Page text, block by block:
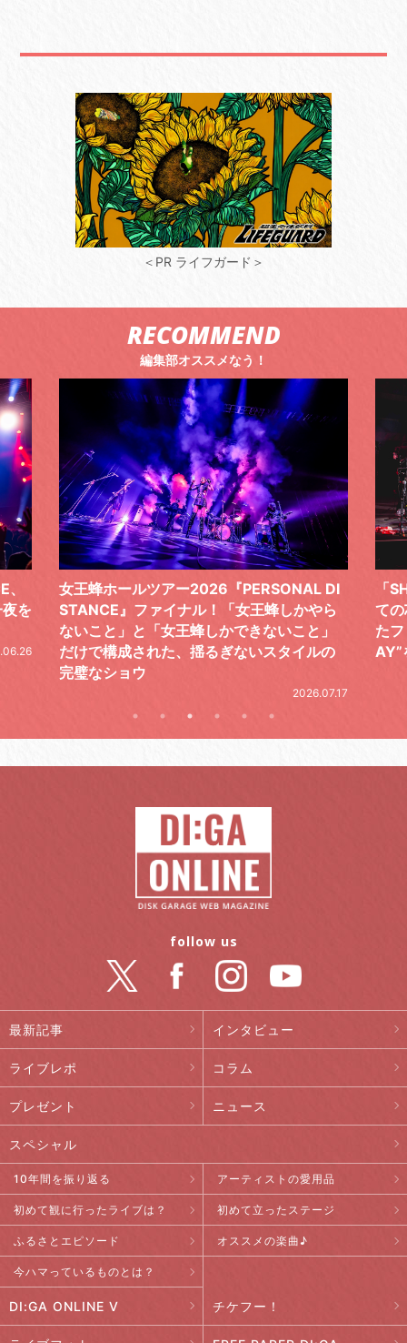
＜PR ライフガード＞
RECOMMEND
編集部オススメなう！
ら
の
「SHISHAMOでした!!!」ロックバンドとし
ての芯を貫き通し、笑顔と感謝で泳ぎ切っ
たファイナルライブ、DAY2“GOODBYE D
AY”をレポート
気
レ
最新記事 インタビュー
ライブレポ コラム
プレゼント ニュース
スペシャル
10年間を振り返る アーティストの愛用品
初めて観に行ったライブは？ 初めて立ったステージ
ふるさとエピソード オススメの楽曲♪
今ハマっているものとは？
DI:GA ONLINE V チケフー！
follow us